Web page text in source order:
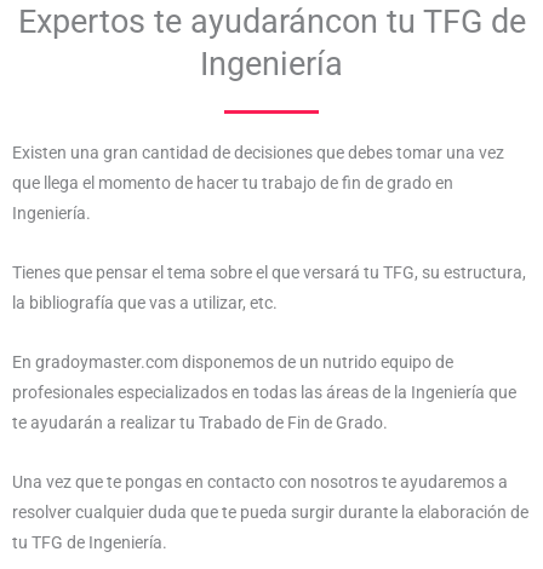
Expertos te ayudaráncon tu TFG de
Ingeniería
Existen una gran cantidad de decisiones que debes tomar una vez
que llega el momento de hacer tu trabajo de fin de grado en
Ingeniería.
Tienes que pensar el tema sobre el que versará tu TFG, su estructura,
la bibliografía que vas a utilizar, etc.
En gradoymaster.com disponemos de un nutrido equipo de
profesionales especializados en todas las áreas de la Ingeniería que
te ayudarán a realizar tu Trabado de Fin de Grado.
Una vez que te pongas en contacto con nosotros te ayudaremos a
resolver cualquier duda que te pueda surgir durante la elaboración de
tu TFG de Ingeniería.